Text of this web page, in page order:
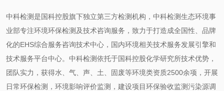
中科检测是国科控股旗下独立第三方检测机构，中科检测生态环境事
业部专注环境环保检测及技术咨询服务，致力于打造成全国性、品牌
化的EHS综合服务咨询技术中心，国内环境相关技术服务发展引擎和
技术服务平台中心。中科检测依托于国科控股化学研究所技术优势，
团队实力，获得水、气、声、土、固废等环境类资质2500余项，开展
日常环保检测，环境影响评价监测，建设项目环保验收监测污染源调